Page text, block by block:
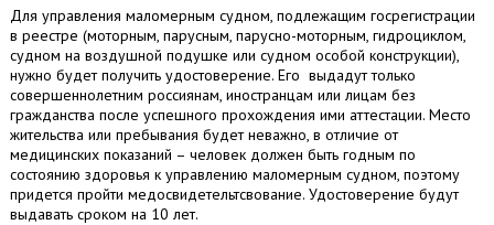
Для управления маломерным судном, подлежащим госрегистрации
в реестре (моторным, парусным, парусно-моторным, гидроциклом,
судном на воздушной подушке или судном особой конструкции),
нужно будет получить удостоверение. Его выдадут только
совершеннолетним россиянам, иностранцам или лицам без
гражданства после успешного прохождения ими аттестации. Место
жительства или пребывания будет неважно, в отличие от
медицинских показаний – человек должен быть годным по
состоянию здоровья к управлению маломерным судном, поэтому
придется пройти медосвидетельтсвование. Удостоверение будут
выдавать сроком на 10 лет.